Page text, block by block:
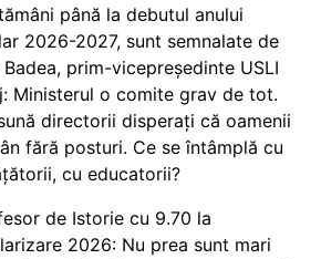
până la debutul anului
2026-2027, sunt semnalate de
prim-vicepreședinte USLI
Ministerul o comite grav de tot.
directorii disperați că oamenii
fără posturi. Ce se întâmplă cu
cu educatorii?
de Istorie cu 9.70 la
2026: Nu prea sunt mari